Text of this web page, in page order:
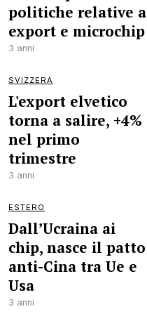
politiche relative a
export e microchip
3 anni
SVIZZERA
L'export elvetico
torna a salire, +4%
nel primo
trimestre
3 anni
ESTERO
Dall’Ucraina ai
chip, nasce il patto
anti-Cina tra Ue e
Usa
3 anni